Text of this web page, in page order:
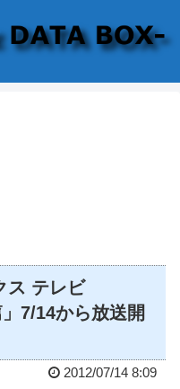
ス テレビ
7/14から放送開
2012/07/14 8:09